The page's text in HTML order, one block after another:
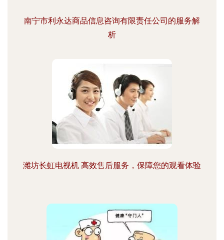
南宁市利永达商品信息咨询有限责任公司的服务解
析
潍坊长虹电视机 高效售后服务，保障您的观看体验